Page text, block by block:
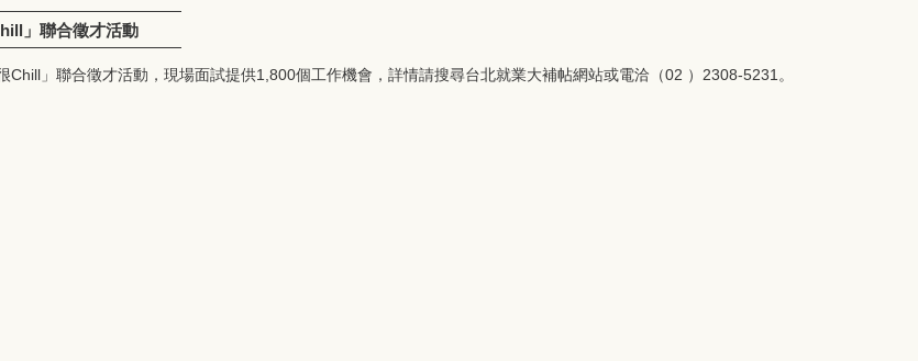
」聯合徵才活動
」聯合徵才活動，現場面試提供1,800個工作機會，詳情請搜尋台北就業大補帖網站或電洽（02 ）2308-5231。